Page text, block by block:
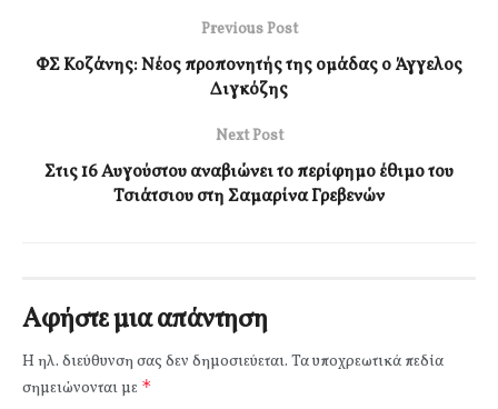
Previous Post
ΦΣ Κοζάνης: Νέος προπονητής της ομάδας ο Άγγελος
Διγκόζης
Next Post
Στις 16 Αυγούστου αναβιώνει το περίφημο έθιμο του
Τσιάτσιου στη Σαμαρίνα Γρεβενών
Αφήστε μια απάντηση
Η ηλ. διεύθυνση σας δεν δημοσιεύεται. Τα υποχρεωτικά πεδία
σημειώνονται με *